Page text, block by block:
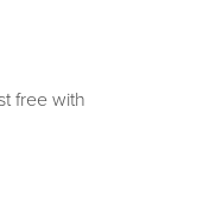
free with